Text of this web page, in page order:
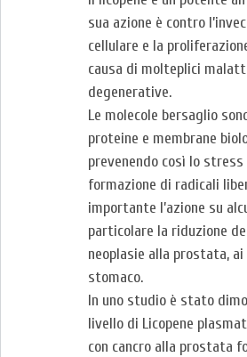
sua azione è contro
cellulare e la
causa di molteplici
degenerative.
Le molecole bersaglio
proteine e membrane
prevenendo così lo
formazione di radicali
importante l’azione su
particolare la riduzione
neoplasie alla prostata, ai
stomaco.
In uno studio è stato
livello di Licopene
con cancro alla prostata